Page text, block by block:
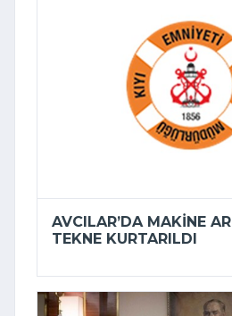
AVCILAR’DA MAKINE
TEKNE KURTARILDI